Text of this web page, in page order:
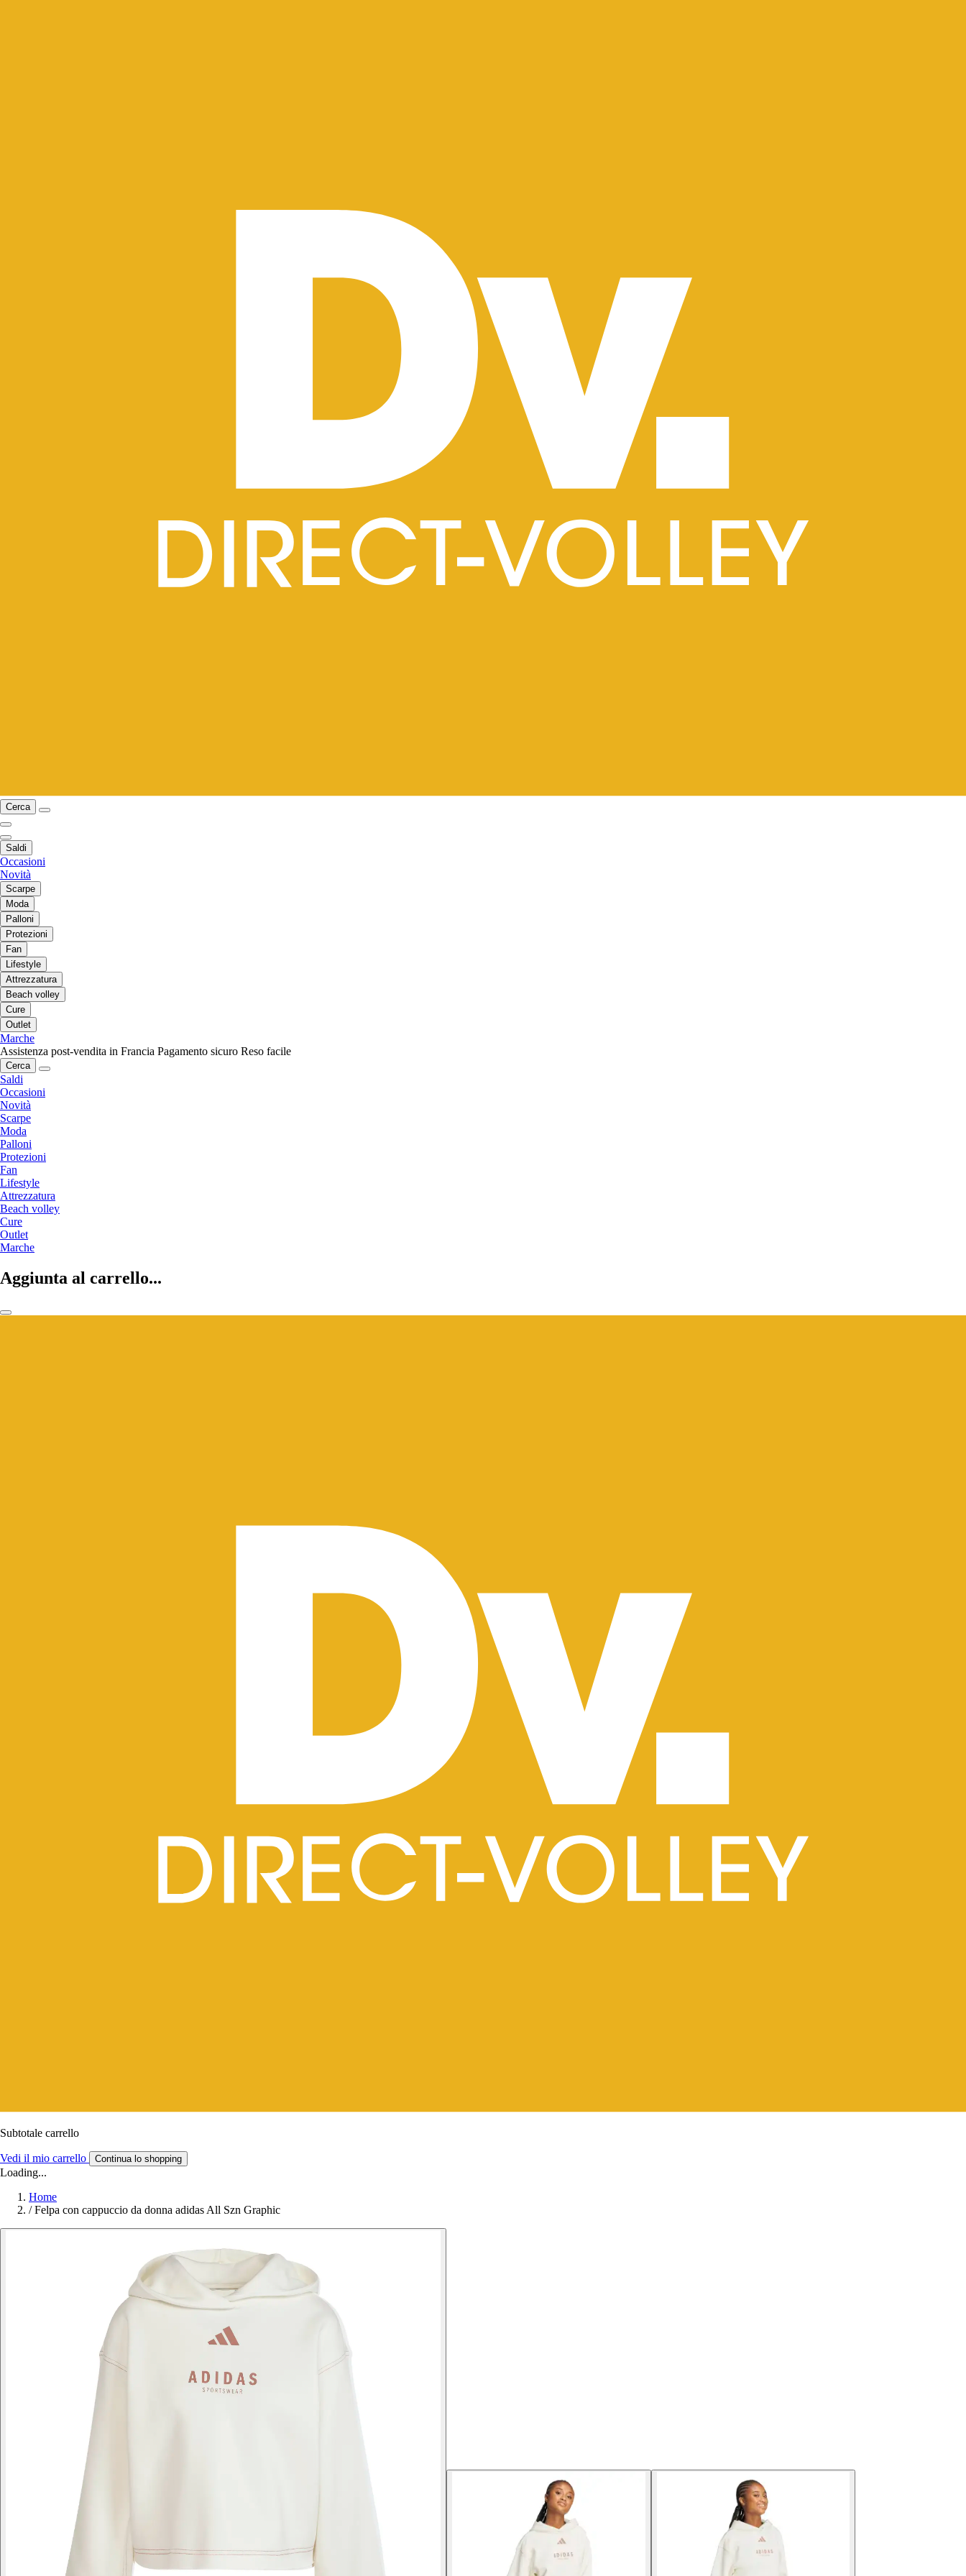
Cerca
Saldi
Occasioni
Novità
Scarpe
Moda
Palloni
Protezioni
Fan
Lifestyle
Attrezzatura
Beach volley
Cure
Outlet
Marche
Assistenza post-vendita in Francia Pagamento sicuro Reso facile
Cerca
Saldi
Occasioni
Novità
Scarpe
Moda
Palloni
Protezioni
Fan
Lifestyle
Attrezzatura
Beach volley
Cure
Outlet
Marche
Aggiunta al carrello...
Subtotale carrello
Vedi il mio carrello Continua lo shopping
Loading...
Home
/ Felpa con cappuccio da donna adidas All Szn Graphic